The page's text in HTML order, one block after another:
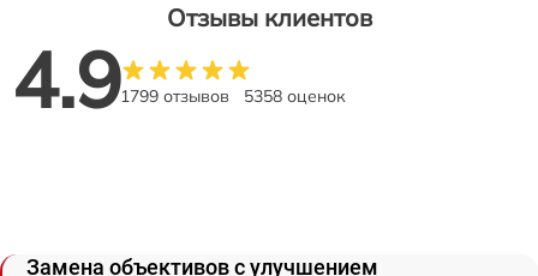
Отзывы клиентов
4.91799 отзывов 5358 оценок
Замена объективов с улучшением